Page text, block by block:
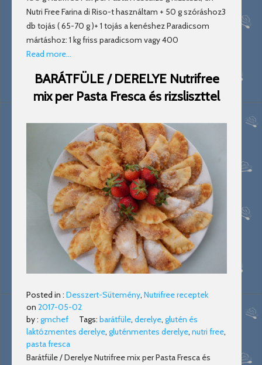
Nutri Free Farina di Riso-t használtam + 50 g szóráshoz3
db tojás ( 65-70 g )+ 1 tojás a kenéshez Paradicsom
mártáshoz: 1 kg friss paradicsom vagy 400
Read more…
BARÁTFÜLE / DERELYE Nutrifree
mix per Pasta Fresca és rizsliszttel
Posted in : Desszert-Sütemény, Nutrifree receptek
on 2017-05-02
by : gmchef Tags: barátfüle, derelye, glutén és
laktózmentes derelye, gluténmentes derelye, nutri free,
pasta fresca
Barátfüle / Derelye Nutrifree mix per Pasta Fresca és